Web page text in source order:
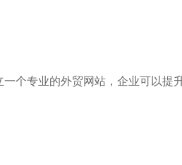
个专业的外贸网站，企业可以提